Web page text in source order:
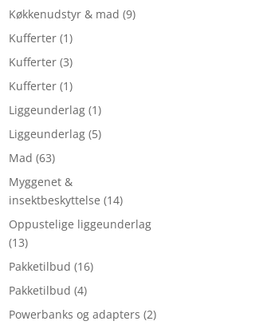
Køkkenudstyr & mad (9)
Kufferter (1)
Kufferter (3)
Kufferter (1)
Liggeunderlag (1)
Liggeunderlag (5)
Mad (63)
Myggenet &
insektbeskyttelse (14)
Oppustelige liggeunderlag
(13)
Pakketilbud (16)
Pakketilbud (4)
Powerbanks og adapters (2)